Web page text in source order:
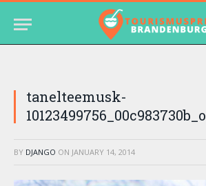
tanelteemusk-
10123499756_00c983730b_o
BY DJANGO ON JANUARY 14, 2014